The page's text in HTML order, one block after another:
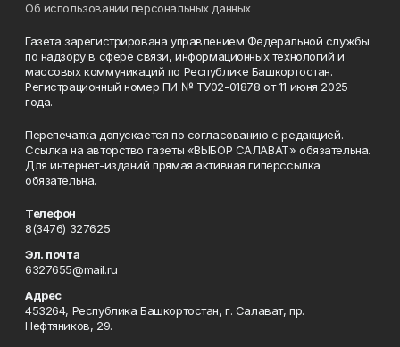
Об использовании персональных данных
Газета зарегистрирована управлением Федеральной службы
по надзору в сфере связи, информационных технологий и
массовых коммуникаций по Республике Башкортостан.
Регистрационный номер ПИ № ТУ02-01878 от 11 июня 2025
года.
Перепечатка допускается по согласованию с редакцией.
Ссылка на авторство газеты «ВЫБОР САЛАВАТ» обязательна.
Для интернет-изданий прямая активная гиперссылка
обязательна.
Телефон
8(3476) 327625
Эл. почта
6327655@mail.ru
Адрес
453264, Республика Башкортостан, г. Салават, пр.
Нефтяников, 29.